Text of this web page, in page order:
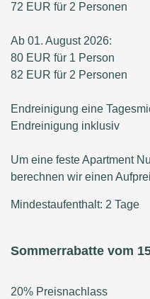
72 EUR für 2 Personen
Ab 01. August 2026:
80 EUR für 1 Person
82 EUR für 2 Personen
Endreinigung eine
Endreinigung inklusiv
Um eine feste Apartment
berechnen wir einen
Mindestaufenthalt: 2 Tage
Sommerrabatte vom
20% Preisnachlass